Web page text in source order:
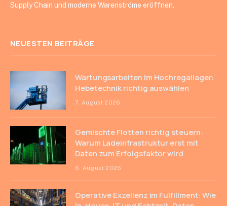
Supply Chain und moderne Warenströme eröffnen.
NEUESTEN BEITRÄGE
Wartungsarbeiten im Hochregallager:
Hebetechnik richtig auswählen
7. August 2026
Gemischte Flotten richtig steuern:
Warum Ladeinfrastruktur erst mit
Daten zum Erfolgsfaktor wird
6. August 2026
Operative Exzellenz im Fulfillment: Wie